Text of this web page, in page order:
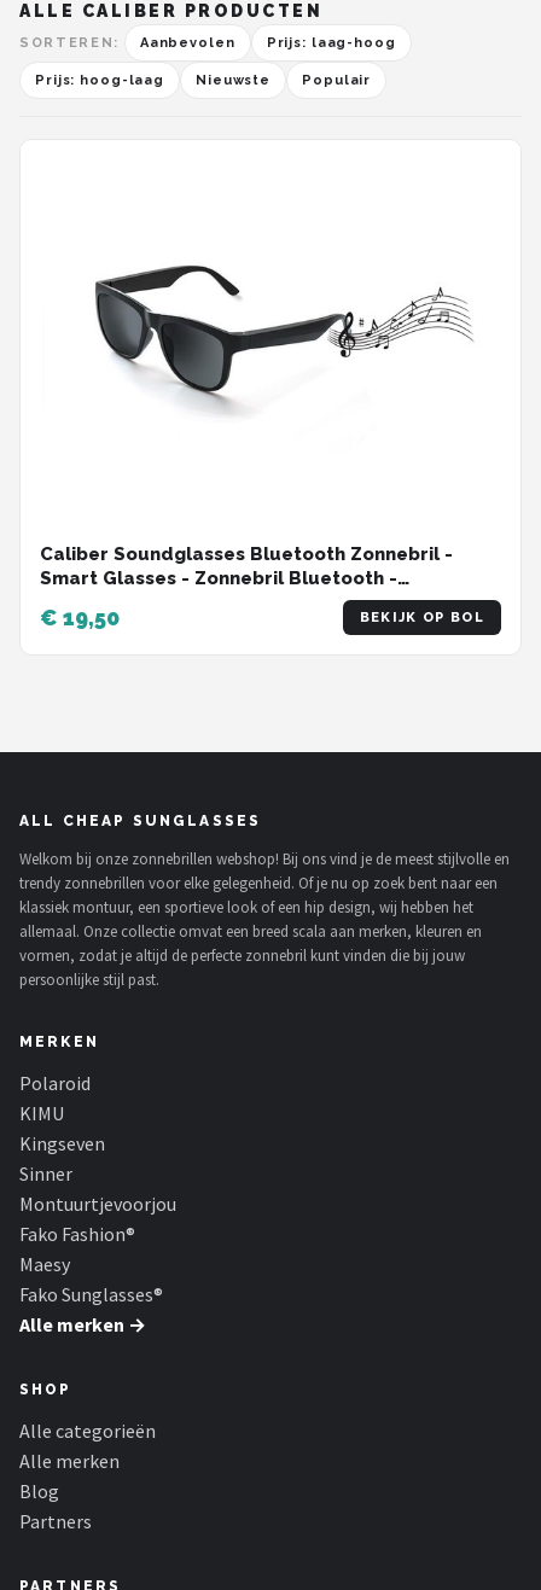
ALLE CALIBER PRODUCTEN
SORTEREN: Aanbevolen Prijs: laag-hoog
Prijs: hoog-laag Nieuwste Populair
Caliber Soundglasses Bluetooth Zonnebril -
Smart Glasses - Zonnebril Bluetooth -
Ingebouwde Speakers voor muziek - handsfree
bellen - Gepolariseerd Glas - Lichtgewicht 31
gram - 6 uur speeltijd - Heren en Dames -
€ 19,50 BEKIJK OP BOL
ALL CHEAP SUNGLASSES
Welkom bij onze zonnebrillen webshop! Bij ons vind je de meest stijlvolle en
trendy zonnebrillen voor elke gelegenheid. Of je nu op zoek bent naar een
klassiek montuur, een sportieve look of een hip design, wij hebben het
allemaal. Onze collectie omvat een breed scala aan merken, kleuren en
vormen, zodat je altijd de perfecte zonnebril kunt vinden die bij jouw
persoonlijke stijl past.
MERKEN
Polaroid
KIMU
Kingseven
Sinner
Montuurtjevoorjou
Fako Fashion®
Maesy
Fako Sunglasses®
Alle merken →
SHOP
Alle categorieën
Alle merken
Blog
Partners
PARTNERS